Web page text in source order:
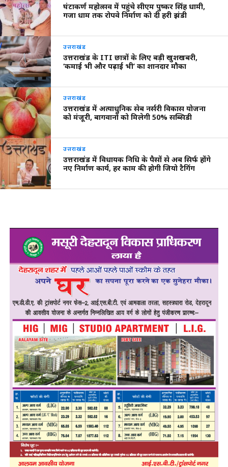
घंटाकर्ण महोत्सव में पहुंचे सीएम पुष्कर सिंह धामी,
गजा धाम तक रोपवे निर्माण को दी हरी झंडी
उत्तराखंड
उत्तराखंड के ITI छात्रों के लिए बड़ी खुशखबरी,
‘कमाई भी और पढ़ाई भी’ का शानदार मौका
उत्तराखंड
उत्तराखंड में अत्याधुनिक सेब नर्सरी विकास योजना
को मंजूरी, बागवानों को मिलेगी 50% सब्सिडी
उत्तराखंड
उत्तराखंड में विधायक निधि के पैसों से अब सिर्फ होंगे
नए निर्माण कार्य, हर काम की होगी जियो टैगिंग